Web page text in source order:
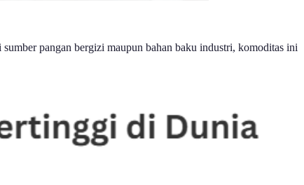
pangan bergizi maupun bahan baku industri, komoditas ini